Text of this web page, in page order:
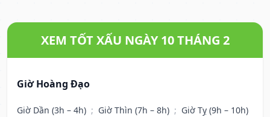
XEM TỐT XẤU NGÀY 10 THÁNG 2
Giờ Hoàng Đạo
Giờ Dần (3h – 4h) ; Giờ Thìn (7h – 8h) ; Giờ Tỵ (9h – 10h)